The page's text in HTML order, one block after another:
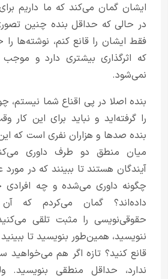
ایشان گمان می‌کند که ما داریم
در حالی که حداقل بنده چنین تصوری
فقط ایشان را قانع کنم، نوشته‌ها
که اثرگذاری بیشتری دارد و
نمی‌شود.
بنده اصلا در پی اقناع شما
را گرفته‌اید و نباید برای این
بنده صد‌ها و هزاران نفری است که
میان منطق دو طرف داوری
آیندگان هستند تا ببینند که در مورد
چگونه داوری می‌شده و چه
داده‌اند؟ گمان می‌کردم که
حقوقی‌نویسی را مثبت تلقی
ننویسید، همین‌طور بنویسید تا
قانع کنید؟ تازه اگر هم می‌خواهید
ندارد، حداقل منطقی بنویسید.